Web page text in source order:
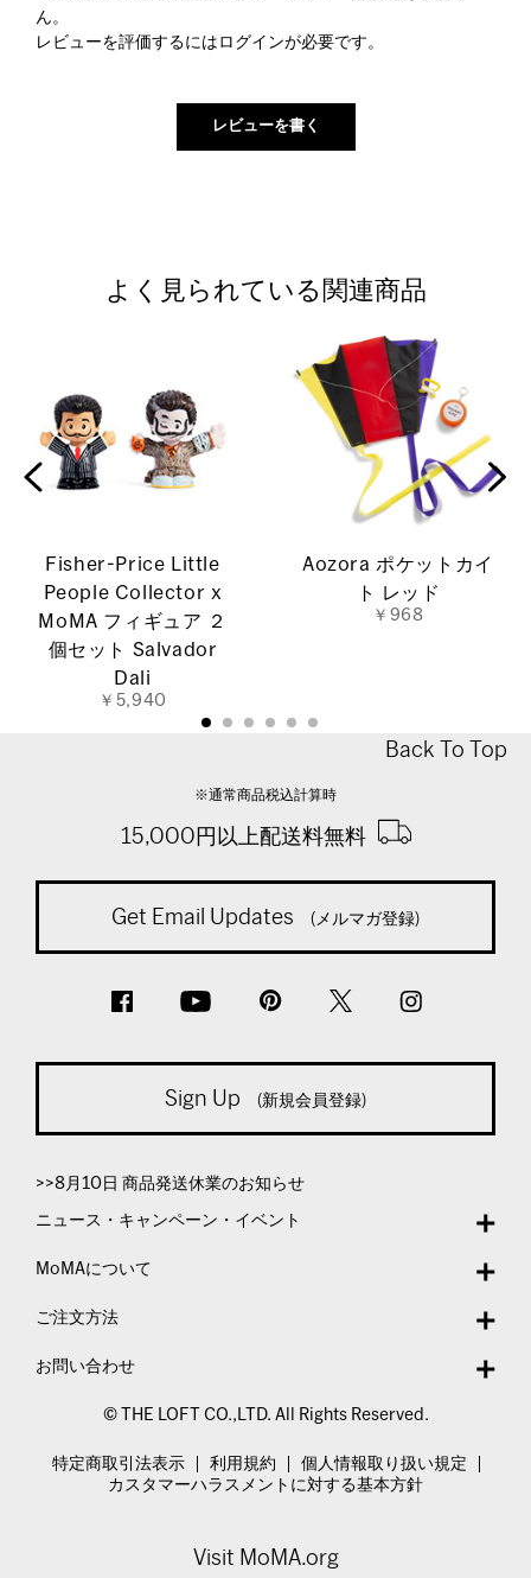
ん。
レビューを評価するには ログインが必要です。
よく見られている関連商品
Fisher-Price Little
People Collector x
MoMA フィギュア ２
個セット Salvador
Dali
￥5,940
Aozora ポケットカイ
ト レッド
￥968
Back To Top
※通常商品税込計算時
15,000円以上配送料無料
Get Email Updates (メルマガ登録)
Sign Up (新規会員登録)
>>8月10日 商品発送休業のお知らせ
ニュース・キャンペーン・イベント
MoMAについて
ご注文方法
お問い合わせ
© THE LOFT CO.,LTD. All Rights Reserved.
特定商取引法表示 利用規約
個人情報取り扱い規定
カスタマーハラスメントに対する基本方針
Visit MoMA.org